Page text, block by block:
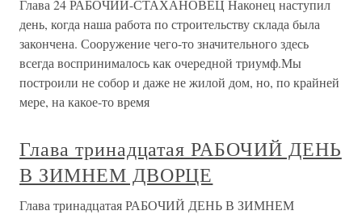
Глава 24 РАБОЧИЙ-СТАХАНОВЕЦ Наконец наступил
день, когда наша работа по строительству склада была
закончена. Сооружение чего-то значительного здесь
всегда воспринималось как очередной триумф.Мы
построили не собор и даже не жилой дом, но, по крайней
мере, на какое-то время
Глава тринадцатая РАБОЧИЙ ДЕНЬ
В ЗИМНЕМ ДВОРЦЕ
Глава тринадцатая РАБОЧИЙ ДЕНЬ В ЗИМНЕМ